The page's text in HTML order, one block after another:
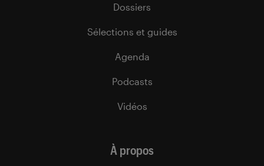
Dossiers
Sélections et guides
Agenda
Podcasts
Vidéos
À propos